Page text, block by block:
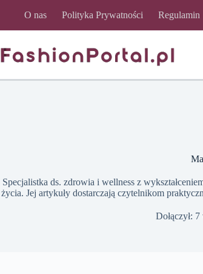
O nas Polityka Prywatności Regulamin
Specjalistka ds. zdrowia i wellness z
życia. Jej artykuły dostarczają czytelnikom
Dołączył: